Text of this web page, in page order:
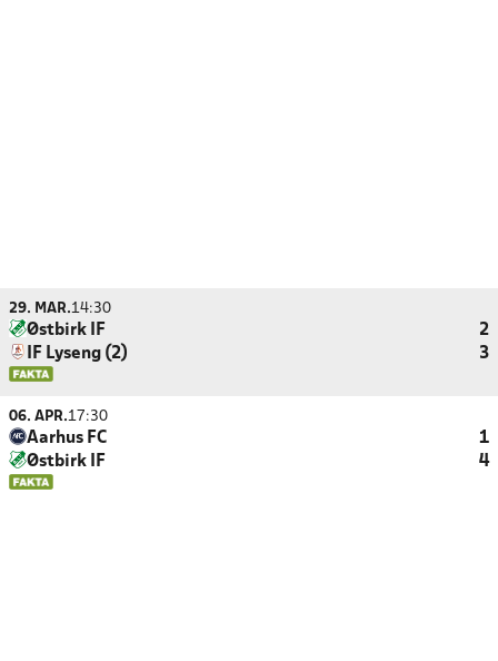
29. MAR.14:30
Østbirk IF
2
IF Lyseng (2)
3
06. APR.17:30
Aarhus FC
1
Østbirk IF
4